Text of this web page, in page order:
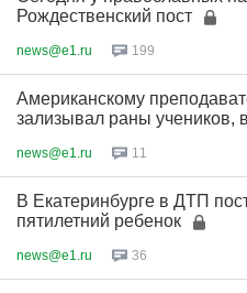
Рождественский пост
news@e1.ru 199
Американскому
зализывал раны учеников,
news@e1.ru 11
В Екатеринбурге в ДТП
пятилетний ребенок
news@e1.ru 36